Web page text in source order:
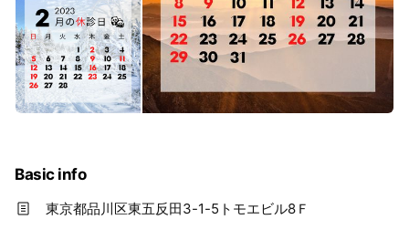
Basic info
東京都品川区東五反田3-1-5トモエビル8Ｆ